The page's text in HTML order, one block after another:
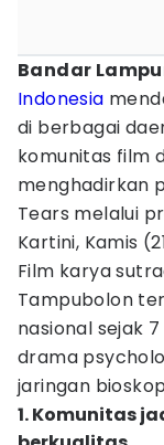
Bandar
Indonesia
di berbagai
komunitas film
menghadirkan
Tears melalui
Kartini, Kamis
Film karya
Tampubolon
nasional sejak
drama
jaringan
1. Komunitas